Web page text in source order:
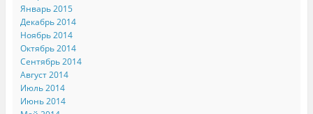
Январь 2015
Декабрь 2014
Ноябрь 2014
Октябрь 2014
Сентябрь 2014
Август 2014
Июль 2014
Июнь 2014